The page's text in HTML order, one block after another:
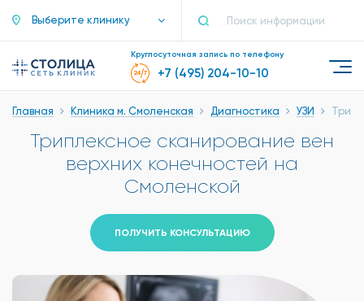
Выберите клинику
Круглосуточная запись по телефону
+7 (495) 204-10-10
Главная Клиника м. Смоленская Диагностика УЗИ
Триплексное сканирование вен
верхних конечностей на
Смоленской
ПОЛУЧИТЬ КОНСУЛЬТАЦИЮ